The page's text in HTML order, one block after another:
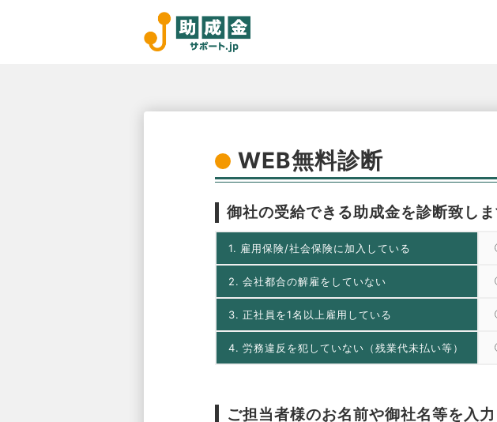
WEB無料診断
御社の受給できる助成金を診断致し
1. 雇用保険/社会保険に加入している
2. 会社都合の解雇をしていない
3. 正社員を1名以上雇用している
4. 労務違反を犯していない（残業代未払い等）
ご担当者様のお名前や御社名等を入力